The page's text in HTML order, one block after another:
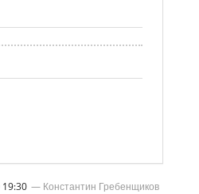
— Константин Гребенщиков